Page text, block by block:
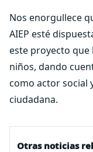
Nos enorgullece
AIEP esté
este proyecto que
niños, dando
como actor social
ciudadana.
Otras noticias